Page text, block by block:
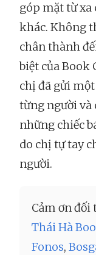
góp mặt từ xa
khác. Không
chân thành
biệt của Book
chị đã gửi
từng người và
những chiếc
do chị tự tay
người.
Cảm ơn đối
Thái Hà
Fonos,